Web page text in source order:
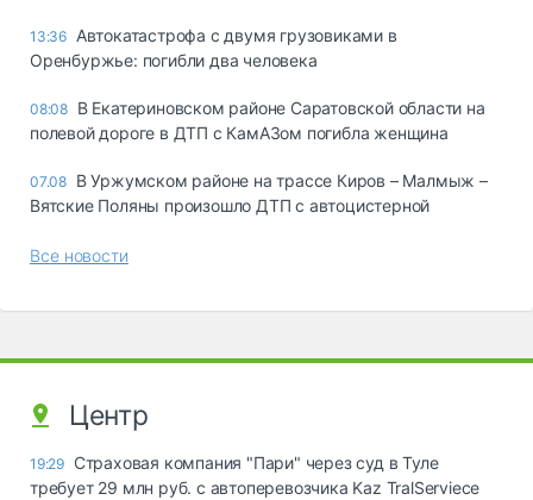
13:36 Автокатастрофа с двумя грузовиками в
Оренбуржье: погибли два человека
08:08 В Екатериновском районе Саратовской области на
полевой дороге в ДТП с КамАЗом погибла женщина
07.08 В Уржумском районе на трассе Киров – Малмыж –
Вятские Поляны произошло ДТП с автоцистерной
Все новости
Центр
19:29 Страховая компания "Пари" через суд в Туле
требует 29 млн руб. с автоперевозчика Kaz TralServiece